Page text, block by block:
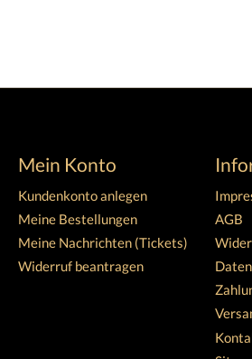
Mein Konto
Kundenkonto anlegen
Meine Bestellungen
Meine Nachrichten (Tickets)
Widerruf beantragen
AGB